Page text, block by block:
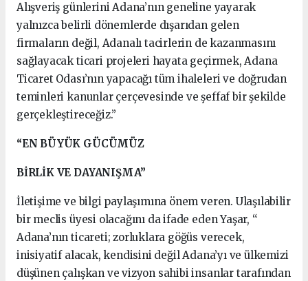
Alışveriş günlerini Adana’nın geneline yayarak
yalnızca belirli dönemlerde dışarıdan gelen
firmaların değil, Adanalı tacirlerin de kazanmasını
sağlayacak ticari projeleri hayata geçirmek, Adana
Ticaret Odası’nın yapacağı tüm ihaleleri ve doğrudan
teminleri kanunlar çerçevesinde ve şeffaf bir şekilde
gerçekleştireceğiz.”
“EN BÜYÜK GÜCÜMÜZ
BİRLİK VE DAYANIŞMA”
İletişime ve bilgi paylaşımına önem veren. Ulaşılabilir
bir meclis üyesi olacağını da ifade eden Yaşar, “
Adana’nın ticareti; zorluklara göğüs verecek,
inisiyatif alacak, kendisini değil Adana’yı ve ülkemizi
düşünen çalışkan ve vizyon sahibi insanlar tarafından